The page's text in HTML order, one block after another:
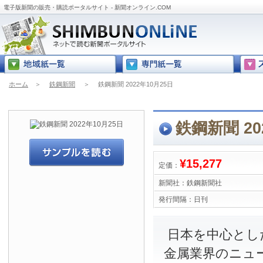
電子版新聞の販売・購読ポータルサイト - 新聞オンライン.COM
ホーム ＞ 鉄鋼新聞 ＞ 鉄鋼新聞 2022年10月25日
鉄鋼新聞
定価： ¥15,277
新聞社： 鉄鋼新聞社
発行間隔： 日刊
日本を中心と
金属業界のニュ